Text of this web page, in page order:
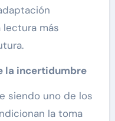
más
la incertidumbre
siendo uno de los
la toma